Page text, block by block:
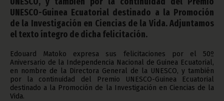
UNESCO-Guinea Ecuatorial destinado a la Promoción
de la Investigación en Ciencias de la Vida. Adjuntamos
el texto íntegro de dicha felicitación.
Edouard Matoko expresa sus felicitaciones por el 50º
Aniversario de la Independencia Nacional de Guinea Ecuatorial,
en nombre de la Directora General de la UNESCO, y también
por la continuidad del Premio UNESCO-Guinea Ecuatorial
destinado a la Promoción de la Investigación en Ciencias de la
Vida.